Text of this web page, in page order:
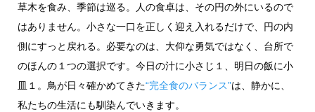
草木を食み、季節は巡る。人の食卓は、その円の外にいるので
はありません。小さな一口を正しく迎え入れるだけで、円の内
側にすっと戻れる。必要なのは、大仰な勇気ではなく、台所で
のほんの１つの選択です。今日の汁に小さじ１、明日の飯に小
皿１。鳥が日々確かめてきた“完全食のバランス”は、静かに、
私たちの生活にも馴染んでいきます。